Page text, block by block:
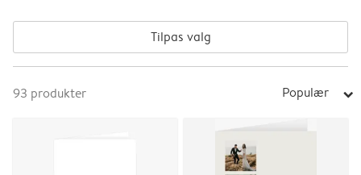
Tilpas valg
93 produkter Populær arrow_right